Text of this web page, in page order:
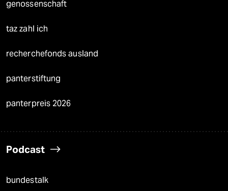
genossenschaft
taz zahl ich
recherchefonds ausland
panterstiftung
panterpreis 2026
Podcast
bundestalk